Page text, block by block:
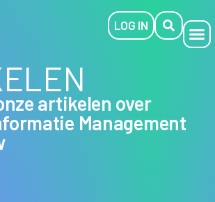
LOG IN
artikelen over
Management